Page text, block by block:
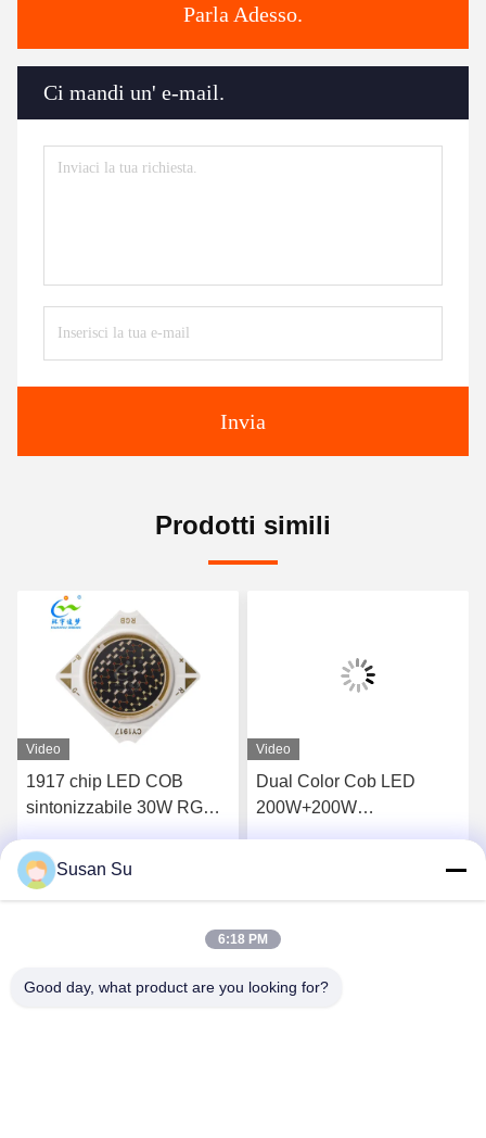
Parla Adesso.
Ci mandi un' e-mail.
Invia
Prodotti simili
Video
1917 chip LED COB
sintonizzabile 30W RGB 3
rosso 300Ma
Video
Dual Color Cob LED
200W+200W
Susan Su
6:18 PM
Good day, what product are you looking for?